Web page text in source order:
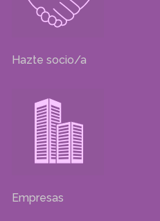
Hazte socio/a
Empresas